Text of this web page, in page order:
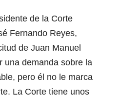
de la Corte
Fernando Reyes,
de Juan Manuel
una demanda sobre la
pero él no le marca
La Corte tiene unos